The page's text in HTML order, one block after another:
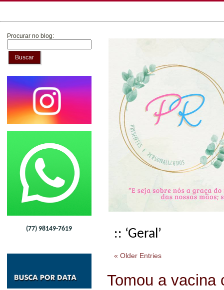
Procurar no blog:
Buscar
(77) 98149-7619 :: ‘Geral’
« Older Entries
Tomou a vacina